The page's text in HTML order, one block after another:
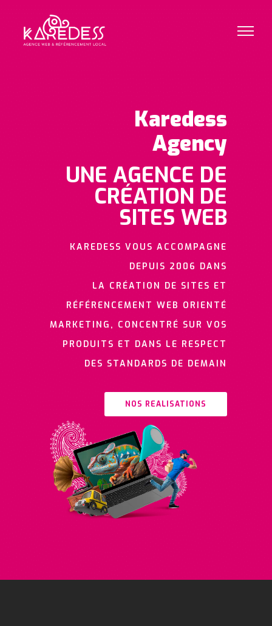
Karedess
Agency
UNE AGENCE DE
CRÉATION DE
SITES WEB
KAREDESS VOUS ACCOMPAGNE
DEPUIS 2006 DANS
LA CRÉATION DE SITES ET
RÉFÉRENCEMENT WEB ORIENTÉ
MARKETING, CONCENTRÉ SUR VOS
PRODUITS ET DANS LE RESPECT
DES STANDARDS DE DEMAIN
NOS REALISATIONS